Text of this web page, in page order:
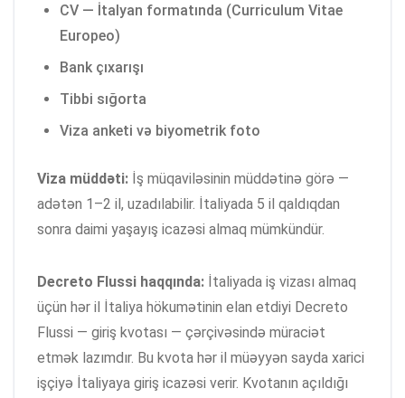
CV — İtalyan formatında (Curriculum Vitae
Europeo)
Bank çıxarışı
Tibbi sığorta
Viza anketi və biyometrik foto
Viza müddəti: İş müqaviləsinin müddətinə görə —
adətən 1–2 il, uzadılabilir. İtaliyada 5 il qaldıqdan
sonra daimi yaşayış icazəsi almaq mümkündür.
Decreto Flussi haqqında: İtaliyada iş vizası almaq
üçün hər il İtaliya hökumətinin elan etdiyi Decreto
Flussi — giriş kvotası — çərçivəsində müraciət
etmək lazımdır. Bu kvota hər il müəyyən sayda xarici
işçiyə İtaliyaya giriş icazəsi verir. Kvotanın açıldığı